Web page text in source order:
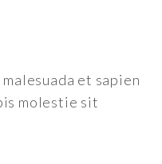
et sapien
molestie sit